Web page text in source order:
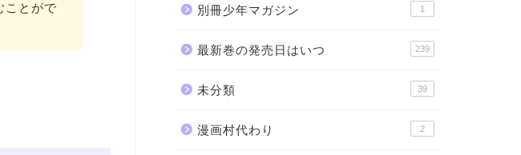
ことがで
別冊少年マガジン 1
最新巻の発売日はいつ 239
未分類 39
漫画村代わり 2